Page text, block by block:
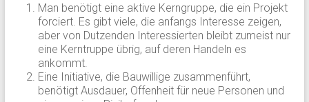
Man benötigt eine aktive Kerngruppe, die ein Projekt
forciert. Es gibt viele, die anfangs Interesse zeigen,
aber von Dutzenden Interessierten bleibt zumeist nur
eine Kerntruppe übrig, auf deren Handeln es
ankommt.
Eine Initiative, die Bauwillige zusammenführt,
benötigt Ausdauer, Offenheit für neue Personen und